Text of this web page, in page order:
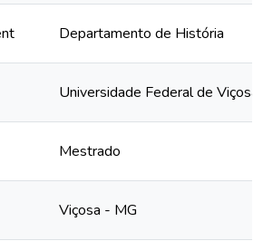
Departamento de História
Universidade Federal de Viçosa
Mestrado
Viçosa - MG